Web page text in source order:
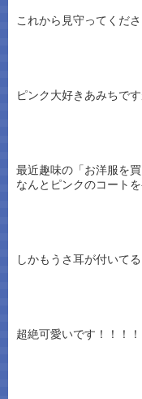
これから見守ってくだ
ピンク大好きあみちです
最近趣味の「お洋服を
なんとピンクのコート
しかもうさ耳が付いて
超絶可愛いです！！！